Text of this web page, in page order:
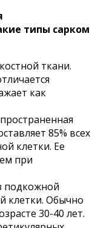
типы сарком
ткани.
как
85% всех
клетки. Ее
при
подкожной
клетки. Обычно
30-40 лет.